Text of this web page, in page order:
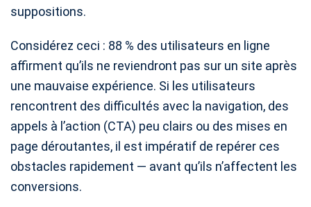
suppositions.
Considérez ceci : 88 % des utilisateurs en ligne
affirment qu’ils ne reviendront pas sur un site après
une mauvaise expérience. Si les utilisateurs
rencontrent des difficultés avec la navigation, des
appels à l’action (CTA) peu clairs ou des mises en
page déroutantes, il est impératif de repérer ces
obstacles rapidement — avant qu’ils n’affectent les
conversions.